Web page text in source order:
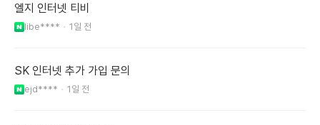
엘지 인터넷 티비
libe**** 1일 전
SK 인터넷 추가 가입 문의
ejd**** 1일 전